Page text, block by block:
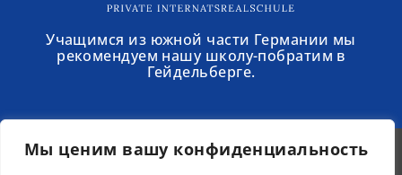
Мы ценим вашу конфиденциальность
Учащимся из южной части Германии мы
рекомендуем нашу школу-побратим в
Гейдельберге.